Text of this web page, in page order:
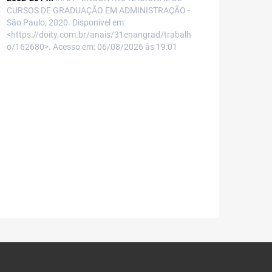
CURSOS DE GRADUAÇÃO EM ADMINISTRAÇÃO -
São Paulo, 2020. Disponível em:
<https://doity.com.br/anais/31enangrad/trabalh
o/162680>. Acesso em: 06/08/2026 às 19:01